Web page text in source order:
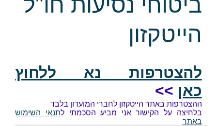
הייטקזון
להצטרפות נא ללחוץ
כאן >>
ההצטרפות באתר הייטקזון לחברי המועדון בלבד
בלחיצה על הקישור אני מביע הסכמתי לתנאי השימוש
באתר